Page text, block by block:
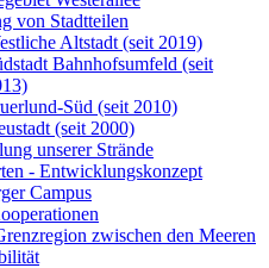
von Stadtteilen
Altstadt (seit 2019)
Bahnhofsumfeld (seit
Süd (seit 2010)
(seit 2000)
unserer Strände
- Entwicklungskonzept
Campus
zwischen den Meeren